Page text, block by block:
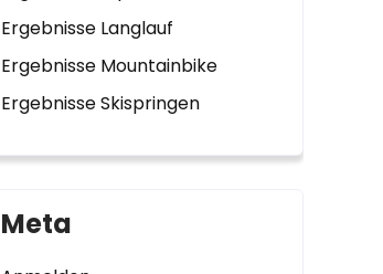
Ergebnisse Langlauf
Ergebnisse Mountainbike
Ergebnisse Skispringen
Meta